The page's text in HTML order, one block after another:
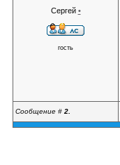
Сергей •
гость
Сообщение # 2.